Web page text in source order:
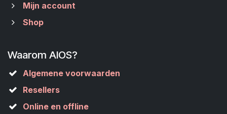
Mijn account
Shop
Waarom AIOS?
Algemene voorwaarden
Resellers
Online en offline